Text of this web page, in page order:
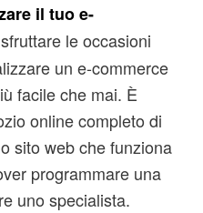
il tuo e-
le occasioni
un e-commerce
facile che mai. È
online completo di
sito web che funziona
programmare una
uno specialista.